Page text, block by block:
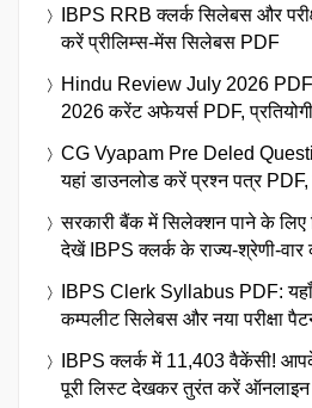
IBPS RRB क्लर्क सिलेबस और
करें प्रीलिम्स-मेंस सिलेबस PDF
Hindu Review July 2026
2026 करेंट अफेयर्स PDF,
CG Vyapam Pre Deled
यहां डाउनलोड करें प्रश्न पत्र PDF,
सरकारी बैंक में सिलेक्शन पाने के लिए
देखें IBPS क्लर्क के राज्य-श्रेणी-
IBPS Clerk Syllabus PDF: यहाँ
कम्पलीट सिलेबस और नया परीक्षा
IBPS क्लर्क में 11,403 वैकेंसी!
पूरी लिस्ट देखकर तुरंत करें ऑनलाइन